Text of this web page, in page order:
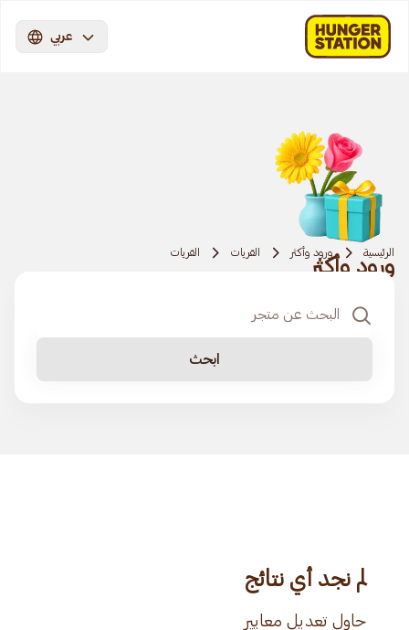
عربي
الرئيسية ورود وأكثر القريات القريات
ورود وأكثر
ابحث
لم نجد أي نتائج
حاول تعديل معايير